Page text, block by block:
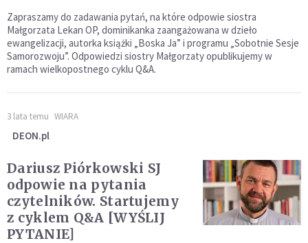
Zapraszamy do zadawania pytań, na które odpowie siostra
Małgorzata Lekan OP, dominikanka zaangażowana w dzieło
ewangelizacji, autorka książki „Boska Ja” i programu „Sobotnie Sesje
Samorozwoju”. Odpowiedzi siostry Małgorzaty opublikujemy w
ramach wielkopostnego cyklu Q&A.
3 lata temu WIARA
DEON.pl
Dariusz Piórkowski SJ
odpowie na pytania
czytelników. Startujemy
z cyklem Q&A [WYŚLIJ
PYTANIE]